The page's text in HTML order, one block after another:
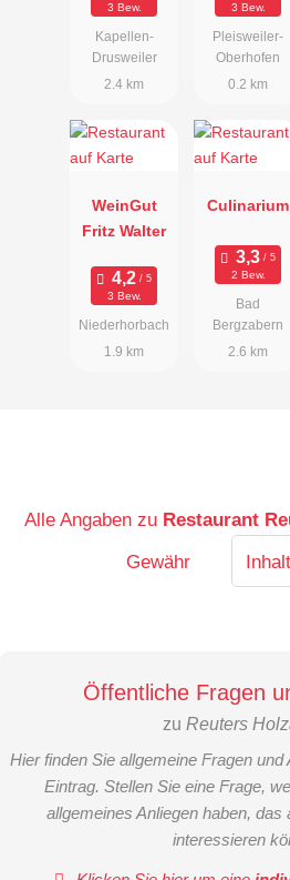
3 Bew.
Kapellen-
Drusweiler
2.4 km
3 Bew.
Pleisweiler-
Oberhofen
0.2 km
WeinGut
Fritz Walter
3 Bew.
Niederhorbach
1.9 km
Culinarium
2 Bew.
Bad
Bergzabern
2.6 km
Alle Angaben zu Restaurant
Gewähr
Öffentliche Fragen
zu Reuters
Hier finden Sie allgemeine Fragen
Eintrag. Stellen Sie eine Frage,
allgemeines Anliegen haben,
interessieren